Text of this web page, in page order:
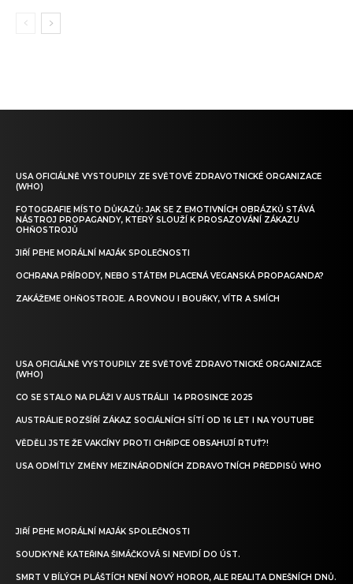
USA OFICIÁLNĚ VYSTOUPILY ZE SVĚTOVÉ ZDRAVOTNICKÉ ORGANIZACE
(WHO)
FOTOGRAFIE MÍSTO DŮKAZŮ: JAK SE Z EMOTIVNÍCH OBRÁZKŮ STÁVÁ
NÁSTROJ PROPAGANDY, KTERÝ SLOUŽÍ K PROSAZOVÁNÍ ZÁKAZU
OHŇOSTROJŮ
JIŘÍ PEHE MORÁLNÍ MAJÁK SPOLEČNOSTI
OCHRANA PŘÍRODY, NEBO STÁTEM PLACENÁ VEGANSKÁ PROPAGANDA?
ZAKÁŽEME OHŇOSTROJE. A ROVNOU I BOUŘKY, VÍTR A SMÍCH
USA OFICIÁLNĚ VYSTOUPILY ZE SVĚTOVÉ ZDRAVOTNICKÉ ORGANIZACE
(WHO)
CO SE STALO NA PLÁŽI V AUSTRÁLII 14 PROSINCE 2025
AUSTRÁLIE ROZŠÍŘÍ ZÁKAZ SOCIÁLNÍCH SÍTÍ OD 16 LET I NA YOUTUBE
VĚDĚLI JSTE ŽE VAKCÍNY PROTI CHŘIPCE OBSAHUJÍ RTUŤ?!
USA ODMÍTLY ZMĚNY MEZINÁRODNÍCH ZDRAVOTNÍCH PŘEDPISŮ WHO
JIŘÍ PEHE MORÁLNÍ MAJÁK SPOLEČNOSTI
SOUDKYNĚ KATEŘINA ŠIMÁČKOVÁ SI NEVIDÍ DO ÚST.
SMRT V BÍLÝCH PLÁŠTÍCH NENÍ NOVÝ HOROR, ALE REALITA DNEŠNÍCH DNŮ.